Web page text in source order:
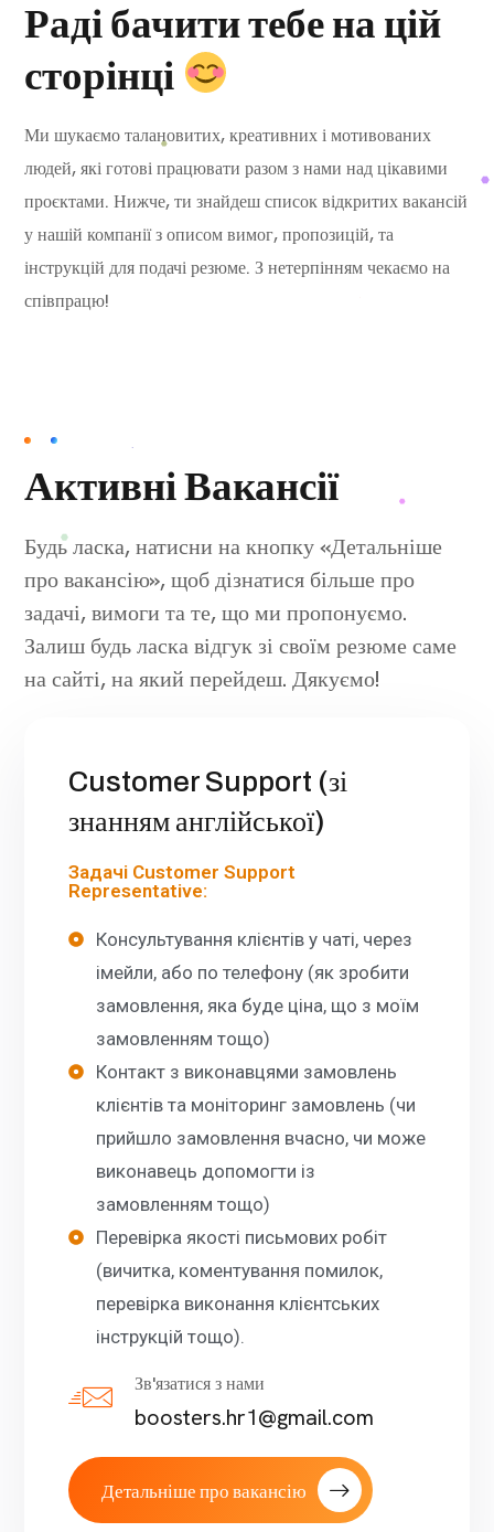
Раді бачити тебе на цій
сторінці
Ми шукаємо талановитих, креативних і мотивованих
людей, які готові працювати разом з нами над цікавими
проєктами. Нижче, ти знайдеш список відкритих вакансій
у нашій компанії з описом вимог, пропозицій, та
інструкцій для подачі резюме. З нетерпінням чекаємо на
співпрацю!
Активні Вакансії
Будь ласка, натисни на кнопку «Детальніше
про вакансію», щоб дізнатися більше про
задачі, вимоги та те, що ми пропонуємо.
Залиш будь ласка відгук зі своїм резюме саме
на сайті, на який перейдеш. Дякуємо!
Customer Support (зі
знанням англійської)
Задачі Customer Support
Representative:
Консультування клієнтів у чаті, через
імейли, або по телефону (як зробити
замовлення, яка буде ціна, що з моїм
замовленням тощо)
Контакт з виконавцями замовлень
клієнтів та моніторинг замовлень (чи
прийшло замовлення вчасно, чи може
виконавець допомогти із
замовленням тощо)
Перевірка якості письмових робіт
(вичитка, коментування помилок,
перевірка виконання клієнтських
інструкцій тощо).
Зв'язатися з нами
boosters.hr1@gmail.com
Детальніше про вакансію